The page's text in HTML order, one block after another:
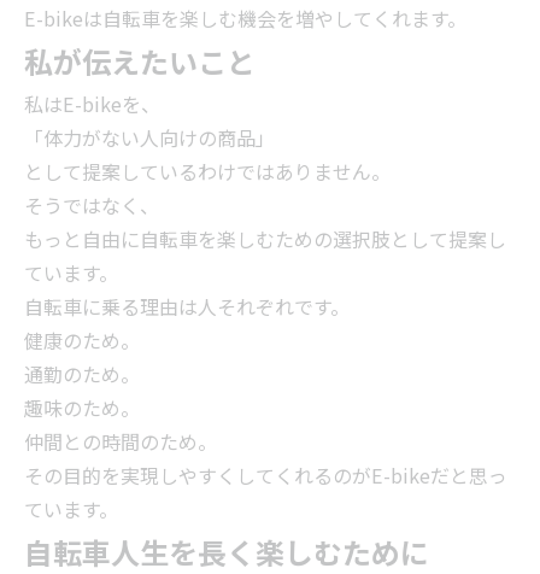
E-bikeは自転車を楽しむ機会を増やしてくれます。
私が伝えたいこと
私はE-bikeを、
「体力がない人向けの商品」
として提案しているわけではありません。
そうではなく、
もっと自由に自転車を楽しむための選択肢として提案し
ています。
自転車に乗る理由は人それぞれです。
健康のため。
通勤のため。
趣味のため。
仲間との時間のため。
その目的を実現しやすくしてくれるのがE-bikeだと思っ
ています。
自転車人生を長く楽しむために